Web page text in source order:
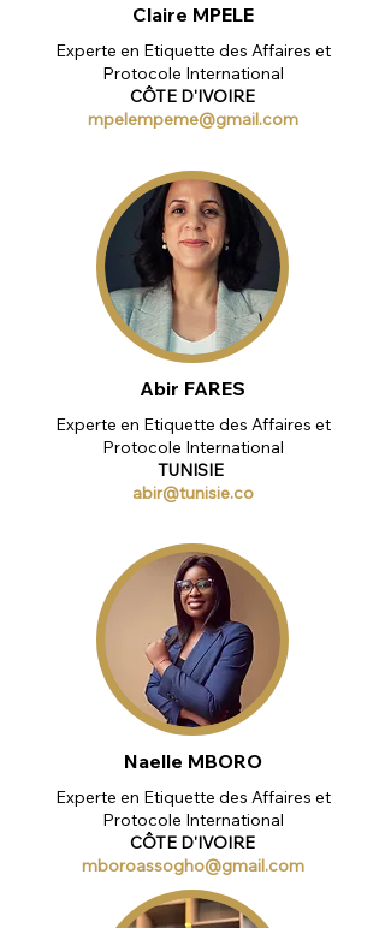
Claire MPELE
Experte en Etiquette des Affaires et
Protocole International
CÔTE D'IVOIRE
mpelempeme@gmail.com
Abir FARES
Experte en Etiquette des Affaires et
Protocole International
TUNISIE
abir@tunisie.co
Naelle MBORO
Experte en Etiquette des Affaires et
Protocole International
CÔTE D'IVOIRE
mboroassogho@gmail.com